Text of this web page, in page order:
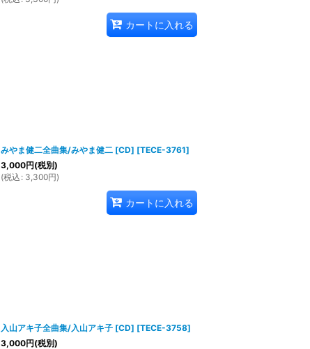
カートに入れる
みやま健二全曲集/みやま健二 [CD] [TECE-3761]
3,000円(税別)
(税込 : 3,300円)
カートに入れる
入山アキ子全曲集/入山アキ子 [CD] [TECE-3758]
3,000円(税別)